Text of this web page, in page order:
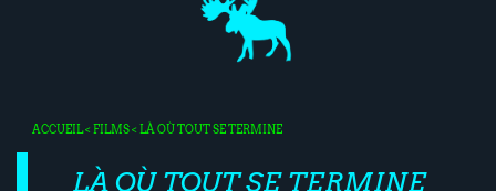
ACCUEIL< FILMS< LÀ OÙ TOUT SE TERMINE
LÀ OÙ TOUT SE TERMINE